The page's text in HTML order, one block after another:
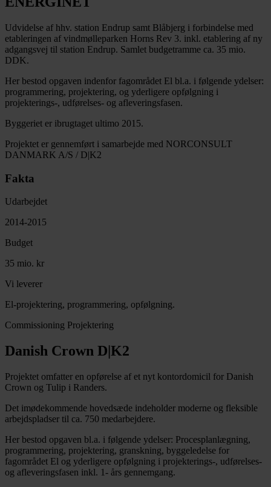
Udvidelse af hhv. station Endrup samt Blåbjerg i forbindelse med
etableringen af vindmølleparken Horns Rev 3. inkl. etablering af ny
adgangsvej til station Endrup. Samlet budgetramme ca. 35 mio.
DDK.
Her bestod opgaven indenfor fagområdet El bl.a. i følgende ydelser:
programmering, projektering, og yderligere opfølgning i
projekterings-, udførelses- og afleveringsfasen.
Byggeriet er ibrugtaget ultimo 2015.
Projektet er gennemført i samarbejde med NORCONSULT
DANMARK A/S / D|K2
Fakta
Udarbejdet
2014-2015
Budget
35 mio. kr
Vi leverer
El-projektering, programmering, opfølgning.
Commissioning Projektering
Danish Crown D|K2
Projektet omfatter en opførelse af et nyt kontordomicil for Danish
Crown og Tulip i Randers.
Det imødekommende hovedsæde indeholder moderne og fleksible
arbejdspladser til ca. 750 medarbejdere.
Her bestod opgaven bl.a. i følgende ydelser: Procesplanlægning,
programmering, projektering, granskning, byggeledelse for
fagområdet El og yderligere opfølgning i projekterings-, udførelses-
og afleveringsfasen inkl. 1- års gennemgang.